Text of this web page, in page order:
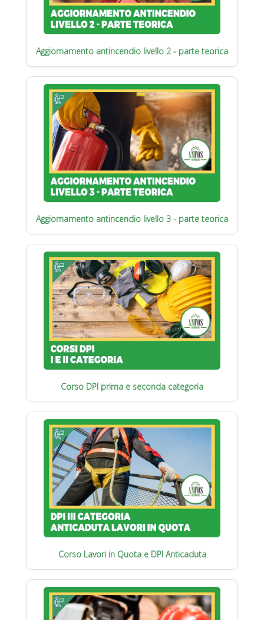
Aggiornamento antincendio livello 2 - parte teorica
Aggiornamento antincendio livello 3 - parte teorica
Corso DPI prima e seconda categoria
Corso Lavori in Quota e DPI Anticaduta